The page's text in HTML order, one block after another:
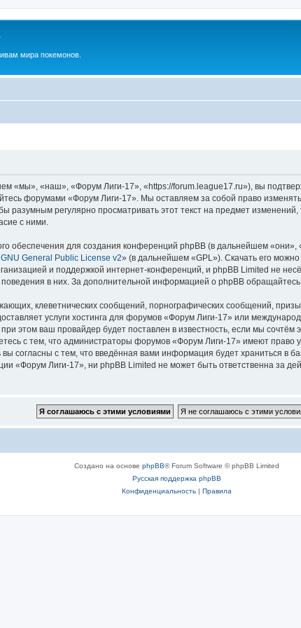
мира покемонов.
«мы», «наш», «Форум Лиги-17», «https://forum.league17.ru»), вы
форумами «Форум Лиги-17». Мы оставляем за собой право
разумным регулярно просматривать этот текст на предмет
с ними.
обеспечения для создания конференций phpBB (в дальнейшем «они»,
GNU General Public License v2» (в дальнейшем «GPL»). Скачать его
и поддержкой интернет-конференций, и phpBB Limited не
в них. За дополнительной информацией о phpBB
клеветнических сообщений, порнографических сообщений,
услуги хостинга для форумов «Форум Лиги-17» или
этом ваш провайдер будет поставлен в известность, если мы
с тем, что администраторы форумов «Форум Лиги-17» имеют право
согласны с тем, что введённая вами информация будет храниться в
«Форум Лиги-17», ни phpBB Limited не может быть ответственна за
Создано на основе phpBB® Forum Software © phpBB Limited
Русская поддержка phpBB
Конфиденциальность| Правила